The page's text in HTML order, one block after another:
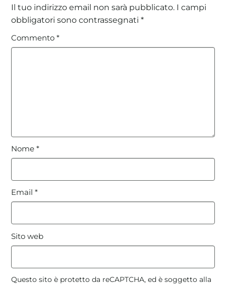
Il tuo indirizzo email non sarà pubblicato. I campi
obbligatori sono contrassegnati*
Commento*
Nome*
Email*
Sito web
Questo sito è protetto da reCAPTCHA, ed è soggetto alla